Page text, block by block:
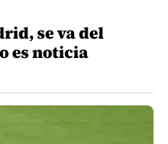
se va del
es noticia